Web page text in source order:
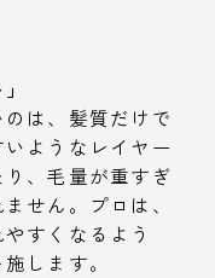
は、髪質だけで
ようなレイヤー
り、毛量が重すぎ
せん。プロは、
すくなるよう
します。